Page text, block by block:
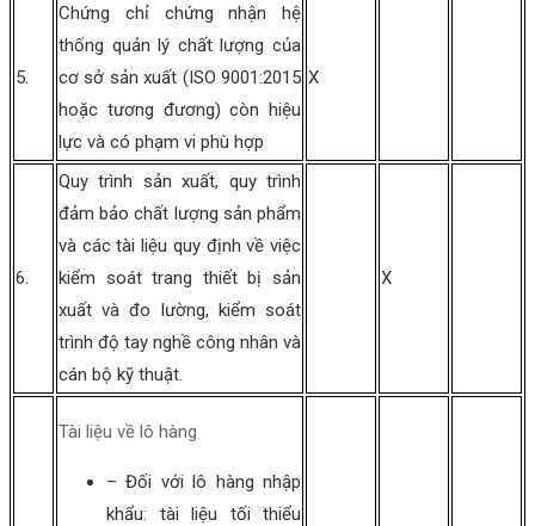
5.
Chứng chỉ chứng nhận hệ
thống quản lý chất lượng của
cơ sở sản xuất (ISO 9001:2015
hoặc tương đương) còn hiệu
lực và có phạm vi phù hợp
X
6.
Quy trình sản xuất, quy trình
đảm bảo chất lượng sản phẩm
và các tài liệu quy định về việc
kiểm soát trang thiết bị sản
xuất và đo lường, kiểm soát
trình độ tay nghề công nhân và
cán bộ kỹ thuật.
X
Tài liệu về lô hàng
– Đối với lô hàng nhập
khẩu: tài liệu tối thiểu